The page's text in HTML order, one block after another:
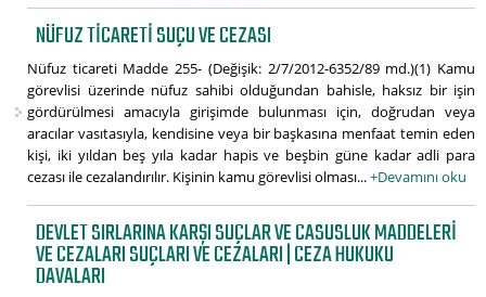
NÜFUZ TICARETI SUÇU VE CEZASI
Nüfuz ticareti Madde 255- (Değişik: 2/7/2012-6352/89 md.)(1) Kamu
görevlisi üzerinde nüfuz sahibi olduğundan bahisle, haksız bir işin
gördürülmesi amacıyla girişimde bulunması için, doğrudan veya
aracılar vasıtasıyla, kendisine veya bir başkasına menfaat temin eden
kişi, iki yıldan beş yıla kadar hapis ve beşbin güne kadar adli para
cezası ile cezalandırılır. Kişinin kamu görevlisi olması...+Devamını oku
DEVLET SIRLARINA KARŞI SUÇLAR VE CASUSLUK MADDELERI
VE CEZALARI SUÇLARI VE CEZALARI | CEZA HUKUKU
DAVALARI